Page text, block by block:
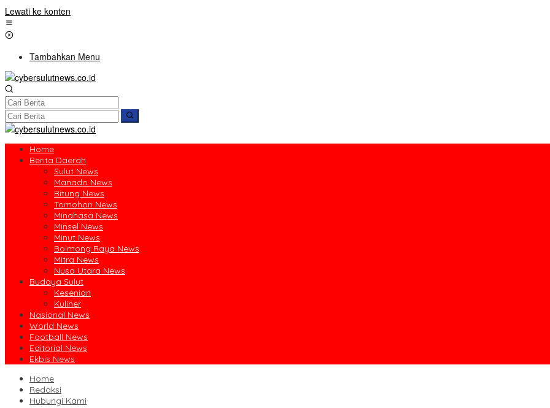
Lewati ke konten
Tambahkan Menu
Home
Berita Daerah
Sulut News
Manado News
Bitung News
Tomohon News
Minahasa News
Minsel News
Minut News
Bolmong Raya News
Mitra News
Nusa Utara News
Budaya Sulut
Kesenian
Kuliner
Nasional News
World News
Football News
Editorial News
Ekbis News
Home
Redaksi
Hubungi Kami